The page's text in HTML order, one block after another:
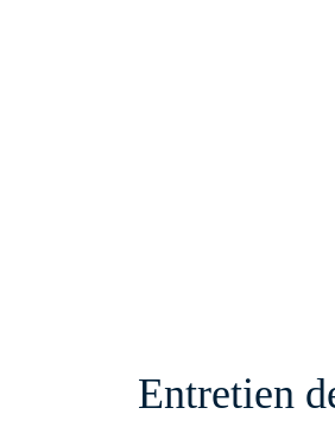
Entretien